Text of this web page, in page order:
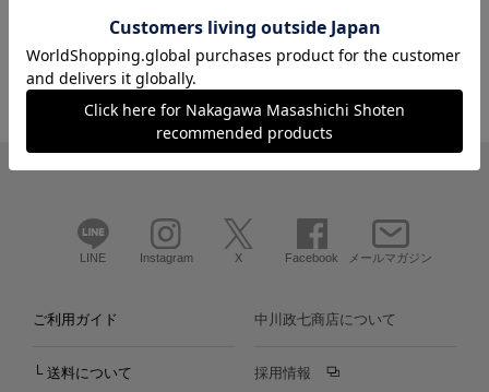
LINE Instagram X Facebook メールマガジン
ご利用ガイド
└ 送料について
中川政七商店について
採用情報